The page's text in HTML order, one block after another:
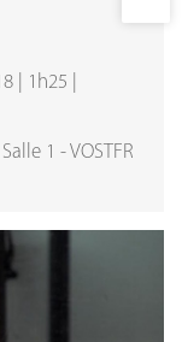
1h25
Salle 1 -VOSTFR